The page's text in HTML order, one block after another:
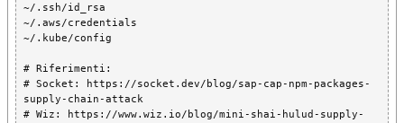
~/.ssh/id_rsa
~/.aws/credentials
~/.kube/config
# Riferimenti:
# Socket: https://socket.dev/blog/sap-cap-npm-packages-
supply-chain-attack
# Wiz: https://www.wiz.io/blog/mini-shai-hulud-supply-